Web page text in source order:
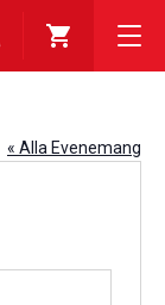
« Alla Evenemang